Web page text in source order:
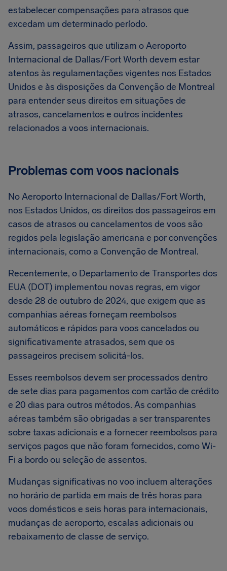
estabelecer compensações para atrasos que
excedam um determinado período.
Assim, passageiros que utilizam o Aeroporto
Internacional de Dallas/Fort Worth devem estar
atentos às regulamentações vigentes nos Estados
Unidos e às disposições da Convenção de Montreal
para entender seus direitos em situações de
atrasos, cancelamentos e outros incidentes
relacionados a voos internacionais.
Problemas com voos nacionais
No Aeroporto Internacional de Dallas/Fort Worth,
nos Estados Unidos, os direitos dos passageiros em
casos de atrasos ou cancelamentos de voos são
regidos pela legislação americana e por convenções
internacionais, como a Convenção de Montreal.
Recentemente, o Departamento de Transportes dos
EUA (DOT) implementou novas regras, em vigor
desde 28 de outubro de 2024, que exigem que as
companhias aéreas forneçam reembolsos
automáticos e rápidos para voos cancelados ou
significativamente atrasados, sem que os
passageiros precisem solicitá-los.
Esses reembolsos devem ser processados dentro
de sete dias para pagamentos com cartão de crédito
e 20 dias para outros métodos. As companhias
aéreas também são obrigadas a ser transparentes
sobre taxas adicionais e a fornecer reembolsos para
serviços pagos que não foram fornecidos, como Wi-
Fi a bordo ou seleção de assentos.
Mudanças significativas no voo incluem alterações
no horário de partida em mais de três horas para
voos domésticos e seis horas para internacionais,
mudanças de aeroporto, escalas adicionais ou
rebaixamento de classe de serviço.